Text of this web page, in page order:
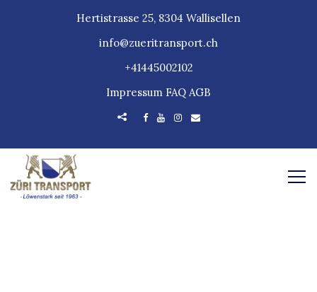
Hertistrasse 25, 8304 Wallisellen
info@zueritransport.ch
+41445002102
Impressum FAQ AGB